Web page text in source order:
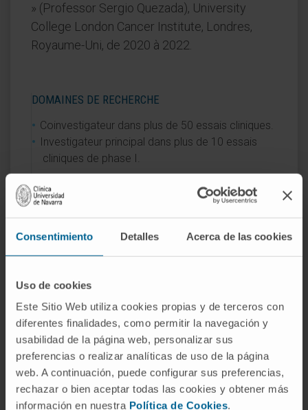
Consentimiento Detalles Acerca de las cookies
Uso de cookies
Este Sitio Web utiliza cookies propias y de terceros con
diferentes finalidades, como permitir la navegación y
usabilidad de la página web, personalizar sus
preferencias o realizar analíticas de uso de la página
web. A continuación, puede configurar sus preferencias,
rechazar o bien aceptar todas las cookies y obtener más
información en nuestra Política de Cookies.
» (Professor Sergio Quezada), University
College London Cancer Institute, Londres,
Royaume-Uni, de 2020 à 2022.
DOMAINES DE RECHERCHE
Coinvestigateur dans plus de 50 essais cliniques.
Investigateur principal dans plus de 10 essais
cliniques de phase I.
En enseignement
Professeur assistant :
2012-2015 : cours d’oncologie médicale.
Faculté de médecine. Universidad de
Salamanca.
2018-2020 : Master en recherche